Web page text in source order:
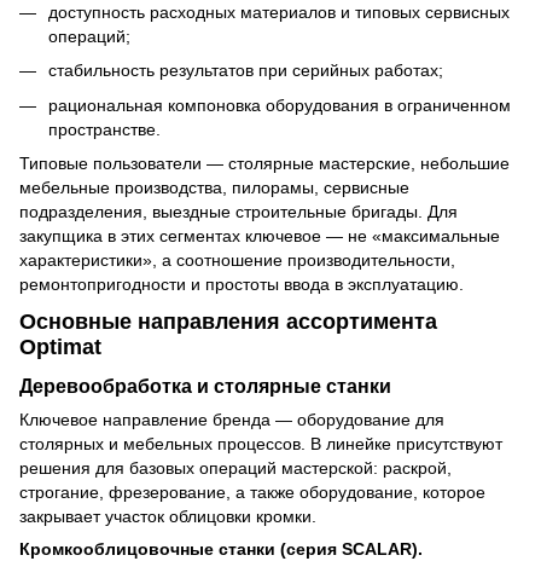
доступность расходных материалов и типовых сервисных
операций;
стабильность результатов при серийных работах;
рациональная компоновка оборудования в ограниченном
пространстве.
Типовые пользователи — столярные мастерские, небольшие
мебельные производства, пилорамы, сервисные
подразделения, выездные строительные бригады. Для
закупщика в этих сегментах ключевое — не «максимальные
характеристики», а соотношение производительности,
ремонтопригодности и простоты ввода в эксплуатацию.
Основные направления ассортимента
Optimat
Деревообработка и столярные станки
Ключевое направление бренда — оборудование для
столярных и мебельных процессов. В линейке присутствуют
решения для базовых операций мастерской: раскрой,
строгание, фрезерование, а также оборудование, которое
закрывает участок облицовки кромки.
Кромкооблицовочные станки (серия SCALAR).